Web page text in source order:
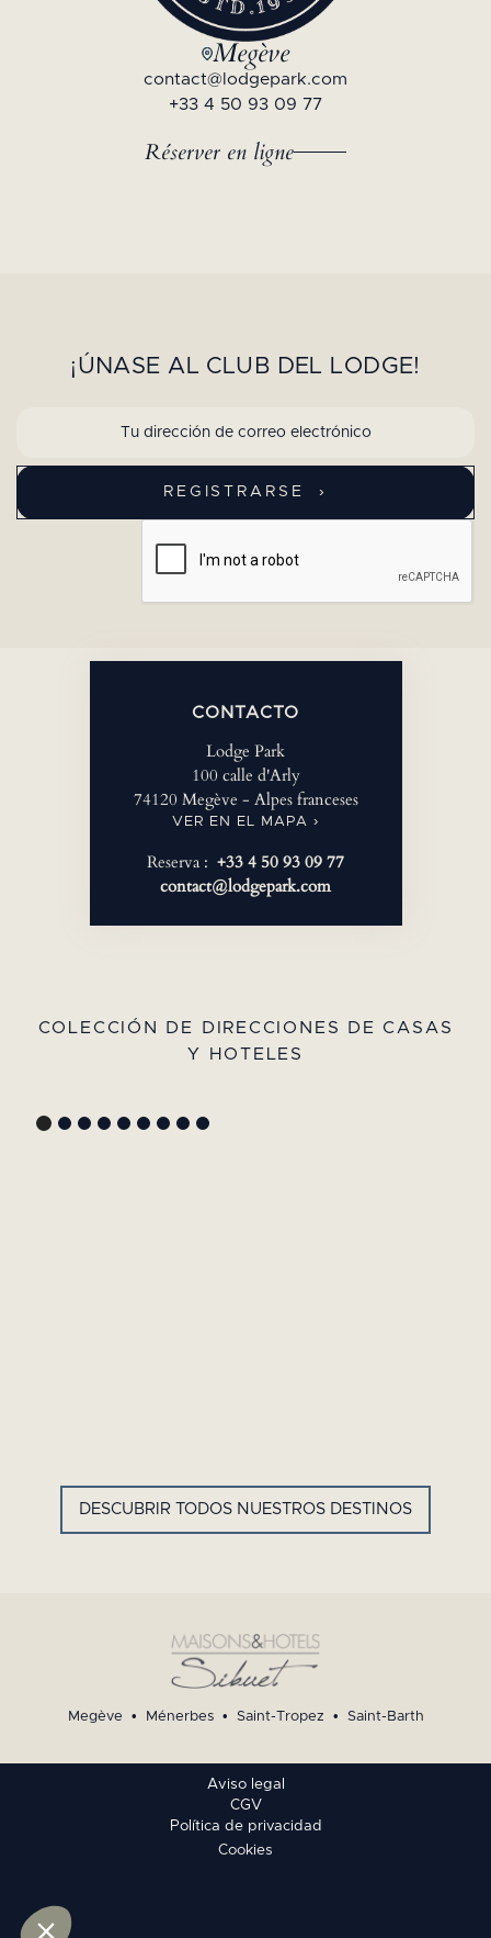
Megève
contact@lodgepark.com
+33 4 50 93 09 77
Réserver en ligne
¡ÚNASE AL CLUB DEL LODGE!
CONTACTO
Lodge Park
100 calle d'Arly
74120 Megève - Alpes franceses
VER EN EL MAPA ›
Reserva : +33 4 50 93 09 77
contact@lodgepark.com
COLECCIÓN DE DIRECCIONES DE CASAS
Y HOTELES
DESCUBRIR TODOS NUESTROS DESTINOS
Megève • Ménerbes• Saint-Tropez • Saint-Barth
Aviso legal
CGV
Política de privacidad
Cookies